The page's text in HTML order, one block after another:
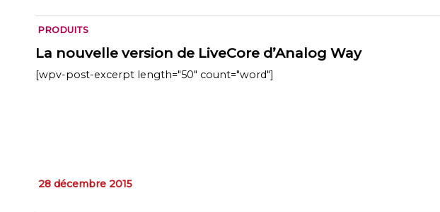
PRODUITS
La nouvelle version de LiveCore d’Analog Way
[wpv-post-excerpt length="50" count="word"]
28 décembre 2015